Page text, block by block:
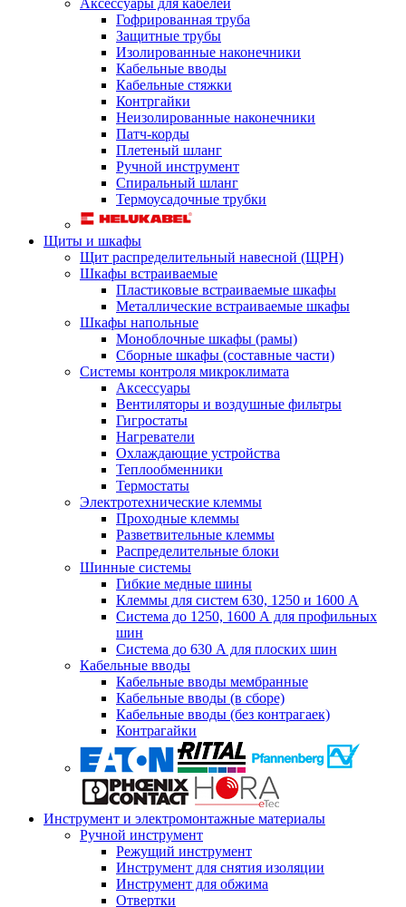
Аксессуары для кабелей
Гофрированная труба
Защитные трубы
Изолированные наконечники
Кабельные вводы
Кабельные стяжки
Контргайки
Неизолированные наконечники
Патч-корды
Плетеный шланг
Ручной инструмент
Спиральный шланг
Термоусадочные трубки
Щиты и шкафы
Щит распределительный навесной (ЩРН)
Шкафы встраиваемые
Пластиковые встраиваемые шкафы
Металлические встраиваемые шкафы
Шкафы напольные
Моноблочные шкафы (рамы)
Сборные шкафы (составные части)
Системы контроля микроклимата
Аксессуары
Вентиляторы и воздушные фильтры
Гигростаты
Нагреватели
Охлаждающие устройства
Теплообменники
Термостаты
Электротехнические клеммы
Проходные клеммы
Разветвительные клеммы
Распределительные блоки
Шинные системы
Гибкие медные шины
Клеммы для систем 630, 1250 и 1600 А
Система до 1250, 1600 А для профильных
шин
Система до 630 А для плоских шин
Кабельные вводы
Кабельные вводы мембранные
Кабельные вводы (в сборе)
Кабельные вводы (без контрагаек)
Контрагайки
Инструмент и электромонтажные материалы
Ручной инструмент
Режущий инструмент
Инструмент для снятия изоляции
Инструмент для обжима
Отвертки